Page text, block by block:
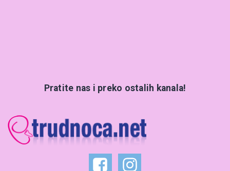
Pratite nas i preko ostalih kanala!